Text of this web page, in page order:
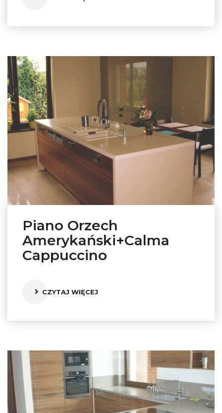
Piano Orzech
Amerykański+Calma
Cappuccino
CZYTAJ WIĘCEJ